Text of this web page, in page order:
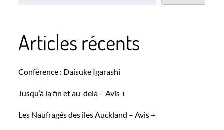
Articles récents
Conférence : Daisuke Igarashi
Jusqu’à la fin et au-delà – Avis +
Les Naufragés des îles Auckland – Avis +